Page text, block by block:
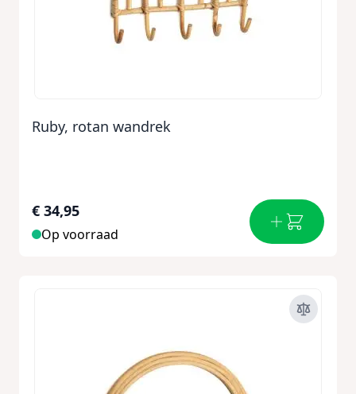
Ruby, rotan wandrek
€ 34,95
Op voorraad